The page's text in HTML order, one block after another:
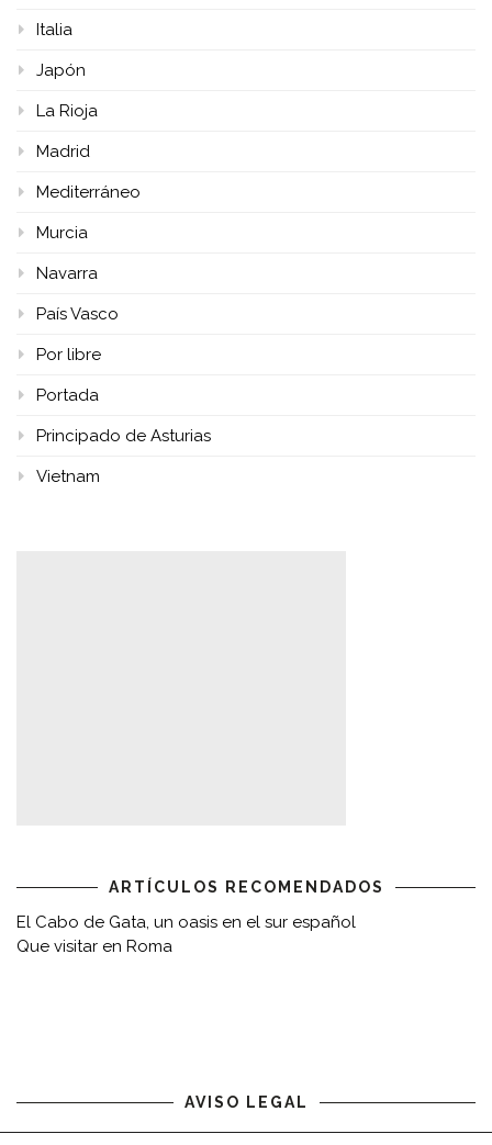
Italia
Japón
La Rioja
Madrid
Mediterráneo
Murcia
Navarra
País Vasco
Por libre
Portada
Principado de Asturias
Vietnam
ARTÍCULOS RECOMENDADOS
El Cabo de Gata, un oasis en el sur español
Que visitar en Roma
AVISO LEGAL